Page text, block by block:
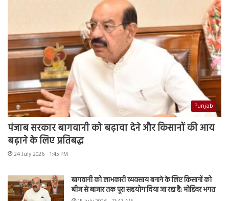
Punjab
पंजाब सरकार बागवानी को बढ़ावा देने और किसानों की आय
बढ़ाने के लिए प्रतिबद्ध
24 July 2026 - 1:45 PM
बागवानी को लाभकारी व्यवसाय बनाने के लिए किसानों को
बीज से बाजार तक पूरा सहयोग दिया जा रहा है: मोहिंदर भगत